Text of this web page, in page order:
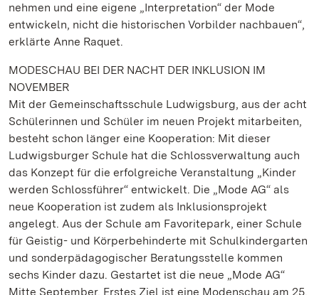
nehmen und eine eigene „Interpretation“ der Mode
entwickeln, nicht die historischen Vorbilder nachbauen“,
erklärte Anne Raquet.
MODESCHAU BEI DER NACHT DER INKLUSION IM
NOVEMBER
Mit der Gemeinschaftsschule Ludwigsburg, aus der acht
Schülerinnen und Schüler im neuen Projekt mitarbeiten,
besteht schon länger eine Kooperation: Mit dieser
Ludwigsburger Schule hat die Schlossverwaltung auch
das Konzept für die erfolgreiche Veranstaltung „Kinder
werden Schlossführer“ entwickelt. Die „Mode AG“ als
neue Kooperation ist zudem als Inklusionsprojekt
angelegt. Aus der Schule am Favoritepark, einer Schule
für Geistig- und Körperbehinderte mit Schulkindergarten
und sonderpädagogischer Beratungsstelle kommen
sechs Kinder dazu. Gestartet ist die neue „Mode AG“
Mitte September. Erstes Ziel ist eine Modenschau am 25.